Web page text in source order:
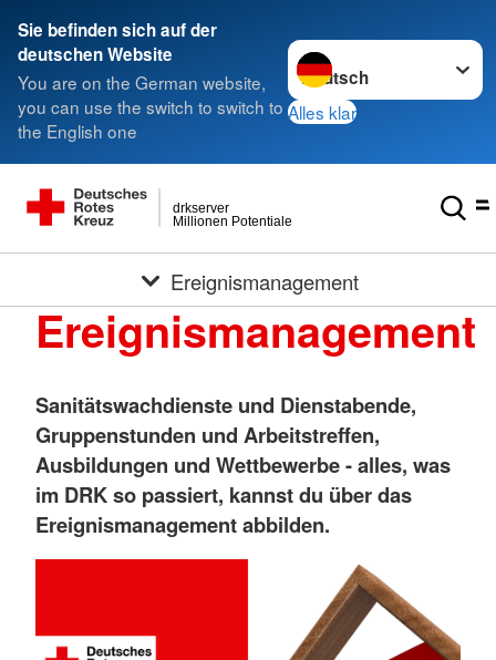
Sie befinden sich auf der
deutschen Website
You are on the German website,
you can use the switch to switch to
the English one
Sprache wechseln zu
Alles klar
Millionen Potentiale
drkserver
Ereignismanagement
Ereignismanagement
Sanitätswachdienste und Dienstabende,
Gruppenstunden und Arbeitstreffen,
Ausbildungen und Wettbewerbe - alles, was
im DRK so passiert, kannst du über das
Ereignismanagement abbilden.